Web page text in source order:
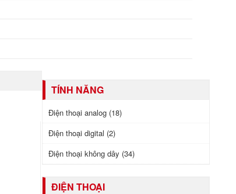
TÍNH NĂNG
Điện thoại analog (18)
Điện thoại digital (2)
Điện thoại không dây (34)
ĐIỆN THOẠI